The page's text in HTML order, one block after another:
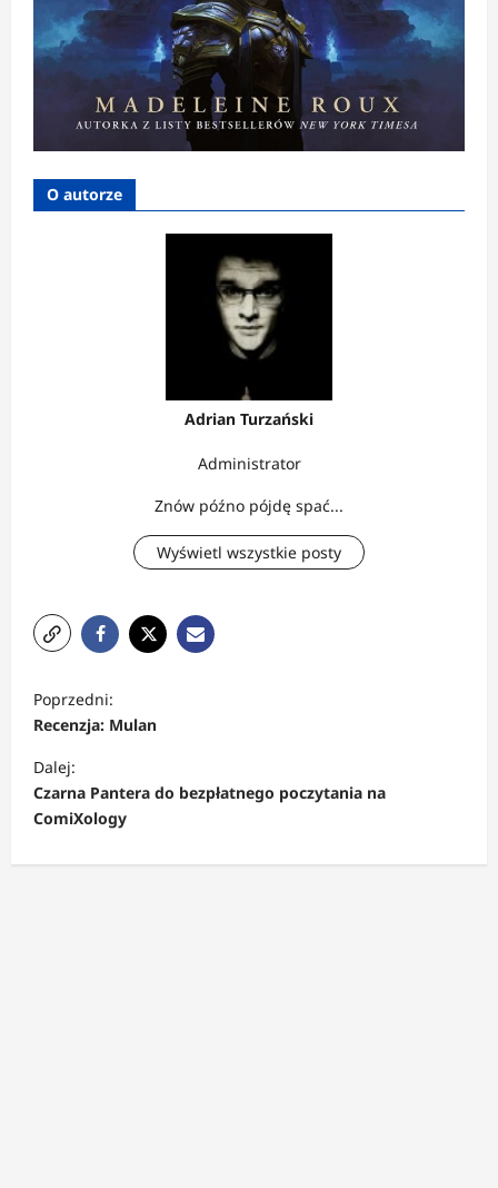
O autorze
Adrian Turzański
Administrator
Znów późno pójdę spać...
Wyświetl wszystkie posty
o
b
a
c
z
Poprzedni:
Recenzja: Mulan
Dalej:
Czarna Pantera do bezpłatnego poczytania na
ComiXology